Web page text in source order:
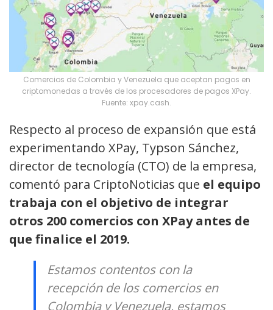
Comercios de Colombia y Venezuela que aceptan pagos en
criptomonedas a través de los procesadores de pagos XPay.
Fuente: xpay.cash.
Respecto al proceso de expansión que está
experimentando XPay, Typson Sánchez,
director de tecnología (CTO) de la empresa,
comentó para CriptoNoticias que el equipo
trabaja con el objetivo de integrar
otros 200 comercios con XPay antes de
que finalice el 2019.
Estamos contentos con la
recepción de los comercios en
Colombia y Venezuela, estamos